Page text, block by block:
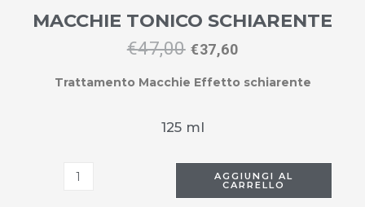
MACCHIE TONICO SCHIARENTE
€47,00 €37,60
Trattamento Macchie Effetto schiarente
125 ml
AGGIUNGI AL
CARRELLO